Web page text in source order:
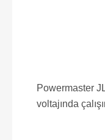
Powermaster
voltajında